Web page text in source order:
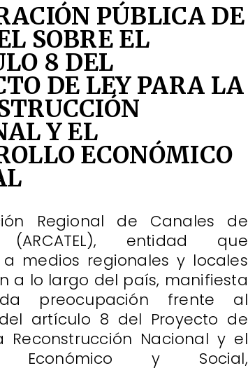
PÚBLICA DE
SOBRE EL
8 DEL
DE LEY PARA LA
Y EL
ECONÓMICO
Regional de Canales de
(ARCATEL), entidad que
medios regionales y locales
a lo largo del país, manifiesta
preocupación frente al
artículo 8 del Proyecto de
Reconstrucción Nacional y el
Económico y Social,